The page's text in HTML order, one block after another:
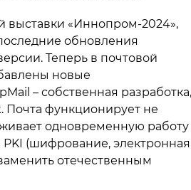
«Иннопром-2024»,
обновления
Теперь в почтовой
новые
– собственная разработка,
функционирует не
одновременную работу
(шифрование, электронная
отечественным